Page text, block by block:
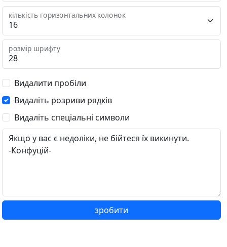
кількість горизонтальних колонок
розмір шрифту
Видалити пробіли
Видаліть розриви рядків
Видаліть спеціальні символи
зробити